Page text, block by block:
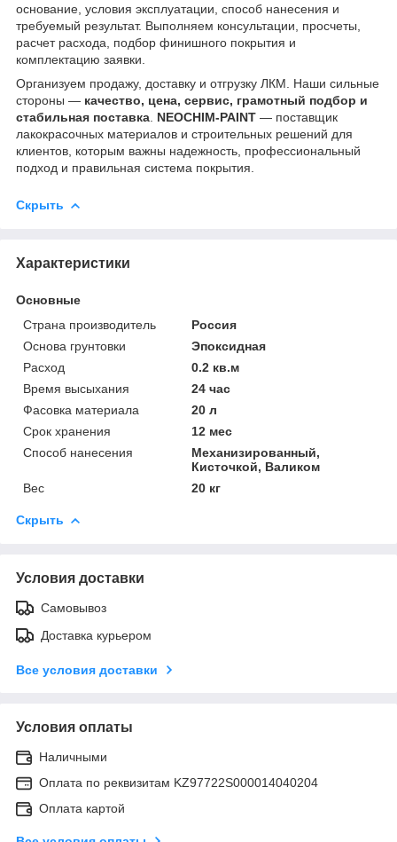
основание, условия эксплуатации, способ нанесения и
требуемый результат. Выполняем консультации, просчеты,
расчет расхода, подбор финишного покрытия и
комплектацию заявки.
Организуем продажу, доставку и отгрузку ЛКМ. Наши сильные
стороны — качество, цена, сервис, грамотный подбор и
стабильная поставка NEOCHIM-PAINT — поставщик
лакокрасочных материалов и строительных решений для
клиентов, которым важны надежность, профессиональный
подход и правильная система покрытия.
Скрыть
Характеристики
Основные
Страна производитель
Россия
Основа грунтовки
Эпоксидная
Расход
0.2 кв.м
Время высыхания
24 час
Фасовка материала
20 л
Срок хранения
12 мес
Способ нанесения
Механизированный,
Кисточкой, Валиком
Вес
20 кг
Скрыть
Условия доставки
Самовывоз
Доставка курьером
Все условия доставки
Условия оплаты
Наличными
Оплата по реквизитам KZ97722S000014040204
Оплата картой